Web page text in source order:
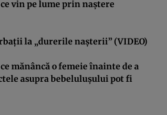
vin pe lume prin naştere
la „durerile naşterii” (VIDEO)
mănâncă o femeie înainte de a
asupra bebeluluşului pot fi